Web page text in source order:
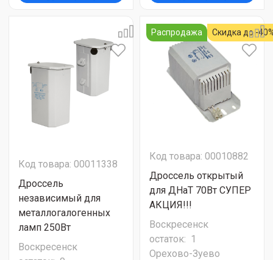
Код товара: 00011338
Дроссель
независимый для
металлогалогенных
ламп 250Вт
Воскресенск
Распродажа Скидка до -
Код товара: 00010882
Дроссель открытый
для ДНаТ 70Вт СУПЕР
АКЦИЯ!!!
Воскресенск
остаток: 1
Орехово-Зуево